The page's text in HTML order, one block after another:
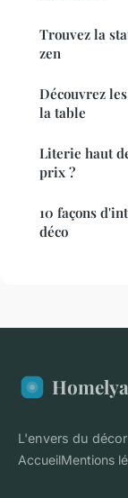
Trouvez la
zen
Découvrez
la table
Literie haut
prix ?
10 façons
déco
L'envers du
AccueilMentions